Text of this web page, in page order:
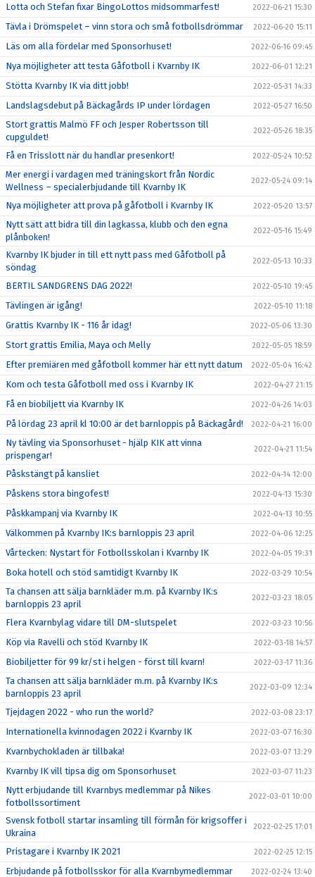
Lotta och Stefan fixar BingoLottos midsommarfest! 2022-06-21 15:30
Tävla i Drömspelet – vinn stora och små fotbollsdrömmar 2022-06-20 15:11
Läs om alla fördelar med Sponsorhuset! 2022-06-16 09:45
Nya möjligheter att testa Gåfotboll i Kvarnby IK 2022-06-01 12:21
Stötta Kvarnby IK via ditt jobb! 2022-05-31 14:33
Landslagsdebut på Bäckagårds IP under lördagen 2022-05-27 16:50
Stort grattis Malmö FF och Jesper Robertsson till
cupguldet!
2022-05-26 18:35
Få en Trisslott när du handlar presenkort! 2022-05-24 10:52
Mer energi i vardagen med träningskort från Nordic
Wellness – specialerbjudande till Kvarnby IK
2022-05-24 09:14
Nya möjligheter att prova på gåfotboll i Kvarnby IK 2022-05-20 13:57
Nytt sätt att bidra till din lagkassa, klubb och den egna
plånboken!
2022-05-16 15:49
Kvarnby IK bjuder in till ett nytt pass med Gåfotboll på
söndag
2022-05-13 10:33
BERTIL SANDGRENS DAG 2022! 2022-05-10 19:45
Tävlingen är igång! 2022-05-10 11:18
Grattis Kvarnby IK - 116 år idag! 2022-05-06 13:30
Stort grattis Emilia, Maya och Melly 2022-05-05 18:59
Efter premiären med gåfotboll kommer här ett nytt datum 2022-05-04 16:42
Kom och testa Gåfotboll med oss i Kvarnby IK 2022-04-27 21:15
Få en biobiljett via Kvarnby IK 2022-04-26 14:03
På lördag 23 april kl 10:00 är det barnloppis på Bäckagård! 2022-04-21 16:00
Ny tävling via Sponsorhuset - hjälp KIK att vinna
prispengar!
2022-04-21 11:54
Påskstängt på kansliet 2022-04-14 12:00
Påskens stora bingofest! 2022-04-13 15:30
Påskkampanj via Kvarnby IK 2022-04-13 10:55
Välkommen på Kvarnby IK:s barnloppis 23 april 2022-04-06 12:25
Vårtecken: Nystart för Fotbollsskolan i Kvarnby IK 2022-04-05 19:31
Boka hotell och stöd samtidigt Kvarnby IK 2022-03-29 10:54
Ta chansen att sälja barnkläder m.m. på Kvarnby IK:s
barnloppis 23 april
2022-03-23 18:05
Flera Kvarnbylag vidare till DM-slutspelet 2022-03-23 10:56
Köp via Ravelli och stöd Kvarnby IK 2022-03-18 14:57
Biobiljetter för 99 kr/st i helgen - först till kvarn! 2022-03-17 11:36
Ta chansen att sälja barnkläder m.m. på Kvarnby IK:s
barnloppis 23 april
2022-03-09 12:34
Tjejdagen 2022 - who run the world? 2022-03-08 23:17
Internationella kvinnodagen 2022 i Kvarnby IK 2022-03-07 16:30
Kvarnbychokladen är tillbaka! 2022-03-07 13:29
Kvarnby IK vill tipsa dig om Sponsorhuset 2022-03-07 11:23
Nytt erbjudande till Kvarnbys medlemmar på Nikes
fotbollssortiment
2022-03-01 10:00
Svensk fotboll startar insamling till förmån för krigsoffer i
Ukraina
2022-02-25 17:01
Pristagare i Kvarnby IK 2021 2022-02-25 12:15
Erbjudande på fotbollsskor för alla Kvarnbymedlemmar 2022-02-24 13:40